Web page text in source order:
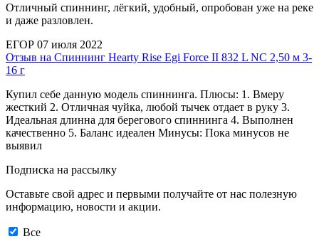
Отличный спиннинг, лёгкий, удобный, опробован уже на реке
и даже разловлен.
ЕГОР 07 июля 2022
Отзыв на Спиннинг Hearty Rise Egi Force II 832 L NC 2,50 м 3-
16 г
Купил себе данную модель спиннинга. Плюсы: 1. Вмеру
жесткий 2. Отличная чуйка, любой тычек отдает в руку 3.
Идеальная длинна для берегового спиннинга 4. Выполнен
качественно 5. Баланс идеален Минусы: Пока минусов не
выявил
Подписка на рассылку
Оставьте свой адрес и первыми получайте от нас полезную
информацию, новости и акции.
Все